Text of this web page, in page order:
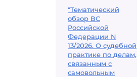
"Тематический
обзор ВС
Российской
Федерации N
13/2026. О судебной
практике по делам,
связанным с
самовольным